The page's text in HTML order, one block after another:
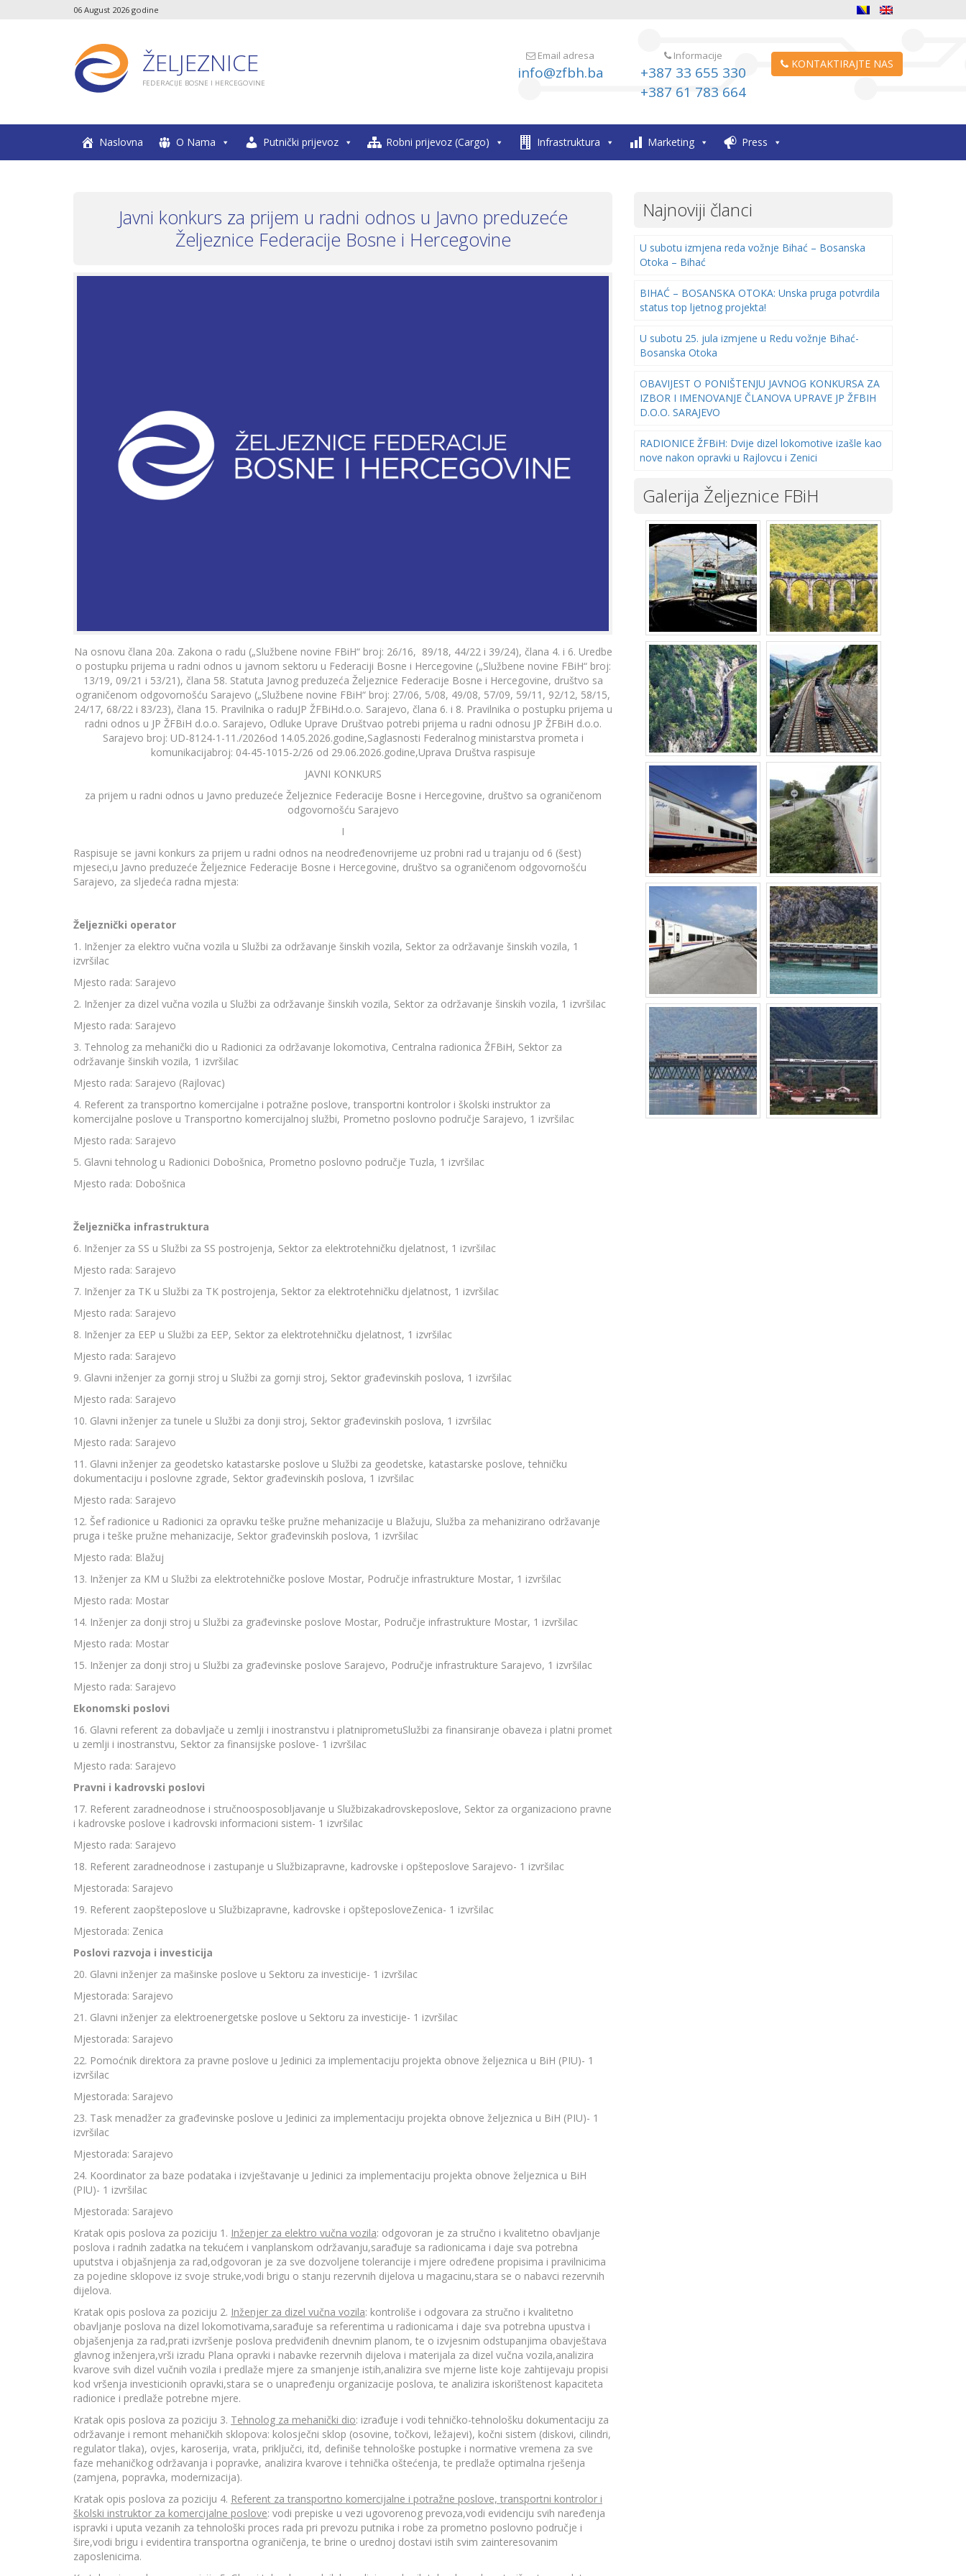
06 August 2026 godine
ŽELJEZNICE
FEDERACIJE BOSNE I HERCEGOVINE
Email adresa
info@zfbh.ba
Informacije
+387 33 655 330
+387 61 783 664
KONTAKTIRAJTE NAS
Naslovna O Nama Putnički prijevoz Robni prijevoz (Cargo) Infrastruktura Marketing Press
Javni konkurs za prijem u radni odnos u Javno preduzeće
Željeznice Federacije Bosne i Hercegovine
Na osnovu člana 20a. Zakona o radu („Službene novine FBiH“ broj: 26/16, 89/18, 44/22 i 39/24), člana 4. i 6. Uredbe
o postupku prijema u radni odnos u javnom sektoru u Federaciji Bosne i Hercegovine („Službene novine FBiH“ broj:
13/19, 09/21 i 53/21), člana 58. Statuta Javnog preduzeća Željeznice Federacije Bosne i Hercegovine, društvo sa
ograničenom odgovornošću Sarajevo („Službene novine FBiH“ broj: 27/06, 5/08, 49/08, 57/09, 59/11, 92/12, 58/15,
24/17, 68/22 i 83/23), člana 15. Pravilnika o raduJP ŽFBiHd.o.o. Sarajevo, člana 6. i 8. Pravilnika o postupku prijema u
radni odnos u JP ŽFBiH d.o.o. Sarajevo, Odluke Uprave Društvao potrebi prijema u radni odnosu JP ŽFBiH d.o.o.
Sarajevo broj: UD-8124-1-11./2026od 14.05.2026.godine,Saglasnosti Federalnog ministarstva prometa i
komunikacijabroj: 04-45-1015-2/26 od 29.06.2026.godine,Uprava Društva raspisuje
JAVNI KONKURS
za prijem u radni odnos u Javno preduzeće Željeznice Federacije Bosne i Hercegovine, društvo sa ograničenom
odgovornošću Sarajevo
I
Raspisuje se javni konkurs za prijem u radni odnos na neodređenovrijeme uz probni rad u trajanju od 6 (šest)
mjeseci,u Javno preduzeće Željeznice Federacije Bosne i Hercegovine, društvo sa ograničenom odgovornošću
Sarajevo, za sljedeća radna mjesta:
Željeznički operator
1. Inženjer za elektro vučna vozila u Službi za održavanje šinskih vozila, Sektor za održavanje šinskih vozila, 1
izvršilac
Mjesto rada: Sarajevo
2. Inženjer za dizel vučna vozila u Službi za održavanje šinskih vozila, Sektor za održavanje šinskih vozila, 1 izvršilac
Mjesto rada: Sarajevo
3. Tehnolog za mehanički dio u Radionici za održavanje lokomotiva, Centralna radionica ŽFBiH, Sektor za
održavanje šinskih vozila, 1 izvršilac
Mjesto rada: Sarajevo (Rajlovac)
4. Referent za transportno komercijalne i potražne poslove, transportni kontrolor i školski instruktor za
komercijalne poslove u Transportno komercijalnoj službi, Prometno poslovno područje Sarajevo, 1 izvršilac
Mjesto rada: Sarajevo
5. Glavni tehnolog u Radionici Dobošnica, Prometno poslovno područje Tuzla, 1 izvršilac
Mjesto rada: Dobošnica
Željeznička infrastruktura
6. Inženjer za SS u Službi za SS postrojenja, Sektor za elektrotehničku djelatnost, 1 izvršilac
Mjesto rada: Sarajevo
7. Inženjer za TK u Službi za TK postrojenja, Sektor za elektrotehničku djelatnost, 1 izvršilac
Mjesto rada: Sarajevo
8. Inženjer za EEP u Službi za EEP, Sektor za elektrotehničku djelatnost, 1 izvršilac
Mjesto rada: Sarajevo
9. Glavni inženjer za gornji stroj u Službi za gornji stroj, Sektor građevinskih poslova, 1 izvršilac
Mjesto rada: Sarajevo
10. Glavni inženjer za tunele u Službi za donji stroj, Sektor građevinskih poslova, 1 izvršilac
Mjesto rada: Sarajevo
11. Glavni inženjer za geodetsko katastarske poslove u Službi za geodetske, katastarske poslove, tehničku
dokumentaciju i poslovne zgrade, Sektor građevinskih poslova, 1 izvršilac
Mjesto rada: Sarajevo
12. Šef radionice u Radionici za opravku teške pružne mehanizacije u Blažuju, Služba za mehanizirano održavanje
pruga i teške pružne mehanizacije, Sektor građevinskih poslova, 1 izvršilac
Mjesto rada: Blažuj
13. Inženjer za KM u Službi za elektrotehničke poslove Mostar, Područje infrastrukture Mostar, 1 izvršilac
Mjesto rada: Mostar
14. Inženjer za donji stroj u Službi za građevinske poslove Mostar, Područje infrastrukture Mostar, 1 izvršilac
Mjesto rada: Mostar
15. Inženjer za donji stroj u Službi za građevinske poslove Sarajevo, Područje infrastrukture Sarajevo, 1 izvršilac
Mjesto rada: Sarajevo
Ekonomski poslovi
16. Glavni referent za dobavljače u zemlji i inostranstvu i platniprometuSlužbi za finansiranje obaveza i platni promet
u zemlji i inostranstvu, Sektor za finansijske poslove- 1 izvršilac
Mjesto rada: Sarajevo
Pravni i kadrovski poslovi
17. Referent zaradneodnose i stručnoosposobljavanje u Službizakadrovskeposlove, Sektor za organizaciono pravne
i kadrovske poslove i kadrovski informacioni sistem- 1 izvršilac
Mjesto rada: Sarajevo
18. Referent zaradneodnose i zastupanje u Službizapravne, kadrovske i opšteposlove Sarajevo- 1 izvršilac
Mjestorada: Sarajevo
19. Referent zaopšteposlove u Službizapravne, kadrovske i opšteposloveZenica- 1 izvršilac
Mjestorada: Zenica
Poslovi razvoja i investicija
20. Glavni inženjer za mašinske poslove u Sektoru za investicije- 1 izvršilac
Mjestorada: Sarajevo
21. Glavni inženjer za elektroenergetske poslove u Sektoru za investicije- 1 izvršilac
Mjestorada: Sarajevo
22. Pomoćnik direktora za pravne poslove u Jedinici za implementaciju projekta obnove željeznica u BiH (PIU)- 1
izvršilac
Mjestorada: Sarajevo
23. Task menadžer za građevinske poslove u Jedinici za implementaciju projekta obnove željeznica u BiH (PIU)- 1
izvršilac
Mjestorada: Sarajevo
24. Koordinator za baze podataka i izvještavanje u Jedinici za implementaciju projekta obnove željeznica u BiH
(PIU)- 1 izvršilac
Mjestorada: Sarajevo
Kratak opis poslova za poziciju 1. Inženjer za elektro vučna vozila: odgovoran je za stručno i kvalitetno obavljanje
poslova i radnih zadatka na tekućem i vanplanskom održavanju,sarađuje sa radionicama i daje sva potrebna
uputstva i objašnjenja za rad,odgovoran je za sve dozvoljene tolerancije i mjere određene propisima i pravilnicima
za pojedine sklopove iz svoje struke,vodi brigu o stanju rezervnih dijelova u magacinu,stara se o nabavci rezervnih
dijelova.
Kratak opis poslova za poziciju 2. Inženjer za dizel vučna vozila: kontroliše i odgovara za stručno i kvalitetno
obavljanje poslova na dizel lokomotivama,sarađuje sa referentima u radionicama i daje sva potrebna upustva i
objašenjenja za rad,prati izvršenje poslova predviđenih dnevnim planom, te o izvjesnim odstupanjima obavještava
glavnog inženjera,vrši izradu Plana opravki i nabavke rezervnih dijelova i materijala za dizel vučna vozila,analizira
kvarove svih dizel vučnih vozila i predlaže mjere za smanjenje istih,analizira sve mjerne liste koje zahtijevaju propisi
kod vršenja investicionih opravki,stara se o unapređenju organizacije poslova, te analizira iskorištenost kapaciteta
radionice i predlaže potrebne mjere.
Kratak opis poslova za poziciju 3. Tehnolog za mehanički dio: izrađuje i vodi tehničko-tehnološku dokumentaciju za
održavanje i remont mehaničkih sklopova: kolosječni sklop (osovine, točkovi, ležajevi), kočni sistem (diskovi, cilindri,
regulator tlaka), ovjes, karoserija, vrata, priključci, itd, definiše tehnološke postupke i normative vremena za sve
faze mehaničkog održavanja i popravke, analizira kvarove i tehnička oštećenja, te predlaže optimalna rješenja
(zamjena, popravka, modernizacija).
Kratak opis poslova za poziciju 4. Referent za transportno komercijalne i potražne poslove, transportni kontrolor i
školski instruktor za komercijalne poslove: vodi prepiske u vezi ugovorenog prevoza,vodi evidenciju svih naređenja
ispravki i uputa vezanih za tehnološki proces rada pri prevozu putnika i robe za prometno poslovno područje i
šire,vodi brigu i evidentira transportna ograničenja, te brine o urednoj dostavi istih svim zainteresovanim
zaposlenicima.
Najnoviji članci
U subotu izmjena reda vožnje Bihać – Bosanska
Otoka – Bihać
BIHAĆ – BOSANSKA OTOKA: Unska pruga potvrdila
status top ljetnog projekta!
U subotu 25. jula izmjene u Redu vožnje Bihać-
Bosanska Otoka
OBAVIJEST O PONIŠTENJU JAVNOG KONKURSA ZA
IZBOR I IMENOVANJE ČLANOVA UPRAVE JP ŽFBIH
D.O.O. SARAJEVO
RADIONICE ŽFBiH: Dvije dizel lokomotive izašle kao
nove nakon opravki u Rajlovcu i Zenici
Galerija Željeznice FBiH